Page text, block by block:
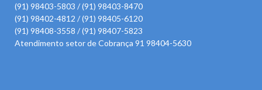
(91) 98403-5803 / (91) 98403-8470
(91) 98402-4812 / (91) 98405-6120
(91) 98408-3558 / (91) 98407-5823
Atendimento setor de Cobrança 91 98404-5630